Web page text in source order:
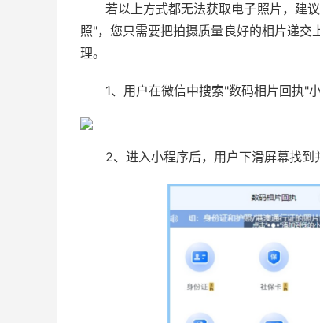
若以上方式都无法获取电子照片，建
照"，您只需要把拍摄质量良好的相片递
理。
1、用户在微信中搜索"数码相片回执"
2、进入小程序后，用户下滑屏幕找到